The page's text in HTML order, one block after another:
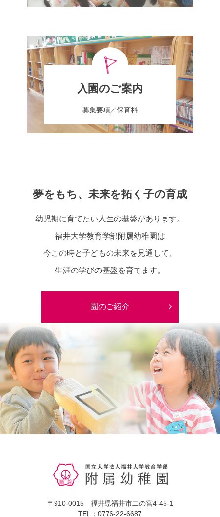
入園のご案内
募集要項／保育料
夢をもち、未来を拓く子の育成
幼児期に育てたい人生の基盤があります。
福井大学教育学部附属幼稚園は
今この時と子どもの未来を見通して、
生涯の学びの基盤を育てます。
園のご紹介
〒910-0015 福井県福井市二の宮4-45-1
TEL：0776-22-6687